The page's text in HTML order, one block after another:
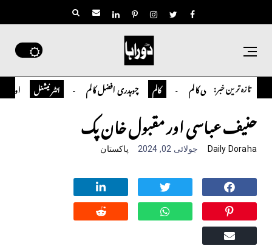
تازہ ترین خبر:
تمیور سلمان قاضی کالم کالم چوہدری افضل کالم انٹر نیشنل اوورسیز
حنیف عباسی اور مقبول خان پک
Daily Doraha جولائی 02, 2024 پاکستان